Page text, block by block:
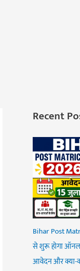
Recent
Bihar Post
से शुरू होगा
आवेदन और क्या-